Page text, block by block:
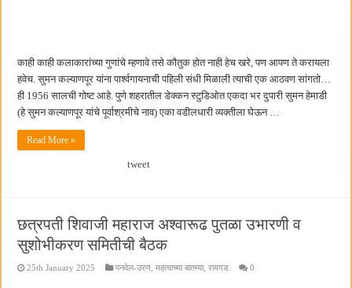
काही काही कलाकारांच्या गुणांचे म्हणावे तसे कौतुक होत नाही हेच खरे, पण आपण ते करायला
हवेच. सुमन कल्याणपूर यांना पार्श्वगायनाची पहिली संधी मिळाली त्याची एक आठवण सांगतो…
ही 1956 सालची गोष्ट आहे. पुणे शहरातील डेक्कन स्टुडिओत एकदा भर दुपारी सुमन हेमाडी
(हे सुमन कल्याणपूर यांचे पूर्वाश्रमीचे नाव) एका वडीलधारी व्यक्तीला घेऊन …
Read More »
tweet
छत्रपती शिवाजी महाराज अश्वारूढ पुतळा उभारणी व
सुशोभीकरण समितीची बैठक
25th January 2025 पनवेल-उरण ,महत्वाच्या बातम्या,रायगड 0